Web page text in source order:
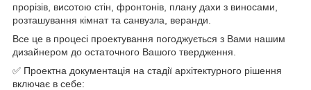
прорізів, висотою стін, фронтонів, плану дахи з виносами,
розташування кімнат та санвузла, веранди.
Все це в процесі проектування погоджується з Вами нашим
дизайнером до остаточного Вашого твердження.
✅ Проектна документація на стадії архітектурного рішення
включає в себе: